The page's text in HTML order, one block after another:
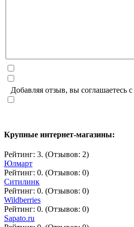
Добавляя отзыв, вы соглашаетесь с
Крупные интернет-магазины:
Рейтинг: 3. (Отзывов: 2)
Юлмарт
Рейтинг: 0. (Отзывов: 0)
Ситилинк
Рейтинг: 0. (Отзывов: 0)
Wildberries
Рейтинг: 0. (Отзывов: 0)
Sapato.ru